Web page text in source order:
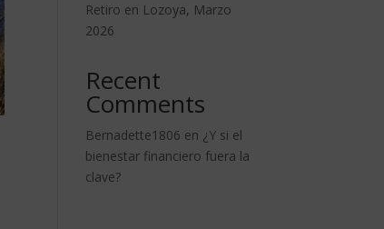
Retiro en Lozoya, Marzo
2026
Recent
Comments
Bernadette1806 en ¿Y si el
bienestar financiero fuera la
clave?